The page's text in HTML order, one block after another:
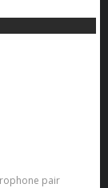
pair